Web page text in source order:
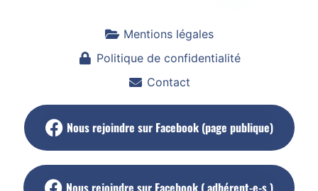
Mentions légales
Politique de confidentialité
Contact
Nous rejoindre sur Facebook (page publique)
Nous rejoindre sur Facebook ( adhérent-e-s )